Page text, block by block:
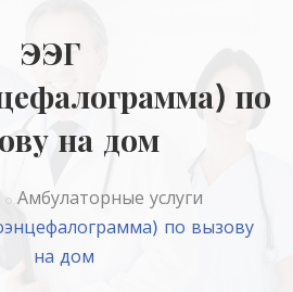
ЭЭГ
по
на дом
Амбулаторные услуги
по вызову
на дом